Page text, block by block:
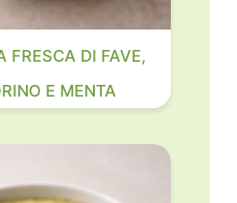
FRESCA DI FAVE,
E MENTA